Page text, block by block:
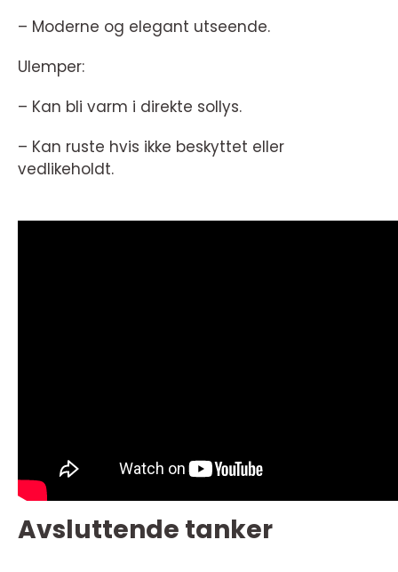
– Moderne og elegant utseende.
Ulemper:
– Kan bli varm i direkte sollys.
– Kan ruste hvis ikke beskyttet eller
vedlikeholdt.
Avsluttende tanker